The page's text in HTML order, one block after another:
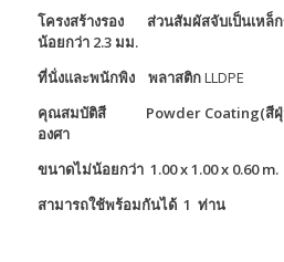
โครงสร้างรอง ส่วนสัมผัสจับเป็นเหล็
น้อยกว่า 2.3 มม.
ที่นั่งและพนักพิง พลาสติกLLDPE
คุณสมบัติสี Powder Coating(สี
องศา
ขนาดไม่น้อยกว่า 1.00 x 1.00 x 0.60 m.
สามารถใช้พร้อมกันได้ 1 ท่าน